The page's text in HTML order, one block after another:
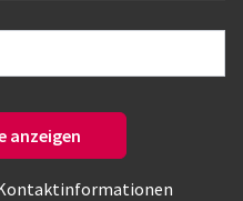
anzeigen